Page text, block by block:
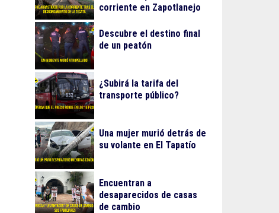
corriente en Zapotlanejo
Descubre el destino final
de un peatón
¿Subirá la tarifa del
transporte público?
Una mujer murió detrás de
su volante en El Tapatío
Encuentran a
desaparecidos de casas
de cambio